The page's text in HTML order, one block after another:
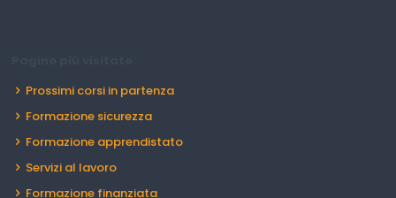
Prossimi corsi in partenza
Formazione sicurezza
Formazione apprendistato
Servizi al lavoro
Formazione finanziata